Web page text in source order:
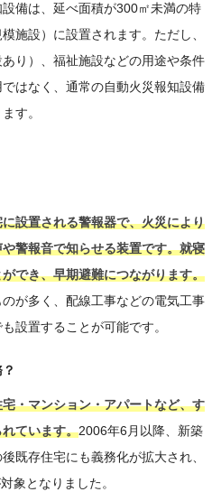
備は、延べ面積が300㎡未満の特
施設）に設置されます。ただし、
り）、福祉施設などの用途や条件
はなく、通常の自動火災報知設備
す。
設置される警報器で、火災により
警報音で知らせる装置です。就寝
でき、早期避難につながります。
が多く、配線工事などの電気工事
設置することが可能です。
・マンション・アパートなど、す
ています。2006年6月以降、新築
既存住宅にも義務化が拡大され、
象となりました。